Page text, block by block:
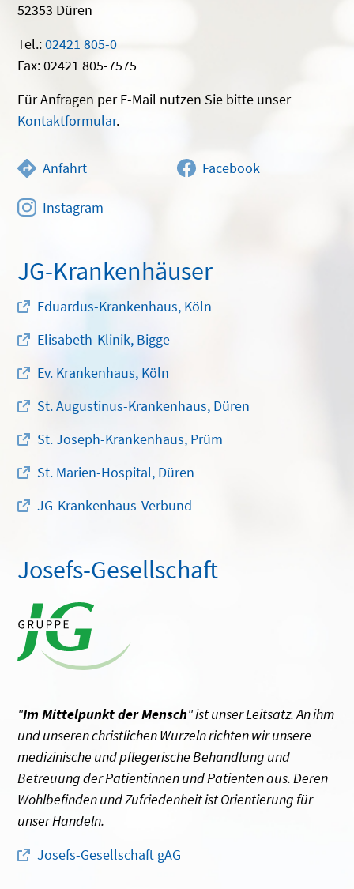
52353 Düren
Tel.:02421 805-0
Fax: 02421 805-7575
Für Anfragen per E-Mail nutzen Sie bitte unser
Kontaktformular.
Anfahrt Facebook
Instagram
JG-Krankenhäuser
Eduardus-Krankenhaus, Köln
Elisabeth-Klinik, Bigge
Ev. Krankenhaus, Köln
St. Augustinus-Krankenhaus, Düren
St. Joseph-Krankenhaus, Prüm
St. Marien-Hospital, Düren
JG-Krankenhaus-Verbund
Josefs-Gesellschaft
"Im Mittelpunkt der Mensch" ist unser Leitsatz. An ihm
und unseren christlichen Wurzeln richten wir unsere
medizinische und pflegerische Behandlung und
Betreuung der Patientinnen und Patienten aus. Deren
Wohlbefinden und Zufriedenheit ist Orientierung für
unser Handeln.
Josefs-Gesellschaft gAG